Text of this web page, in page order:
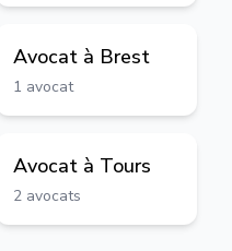
Avocat à Brest
1 avocat
Avocat à Tours
2 avocats